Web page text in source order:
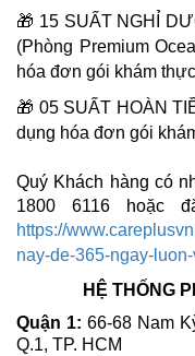
🎁 15 SUẤT NGHỈ
(Phòng Premium
hóa đơn gói khám
🎁 05 SUẤT HOÀN
dụng hóa đơn gói
Quý Khách hàng có
1800 6116 hoặc
https://
nay-de-365-ngay-
HỆ THỐNG
Quận 1: 66-68 Nam
Q.1, TP. HCM